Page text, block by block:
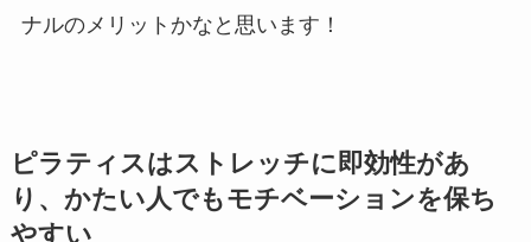
ナルのメリットかなと思います！
ピラティスはストレッチに即効性があ
り、かたい人でもモチベーションを保ち
やすい